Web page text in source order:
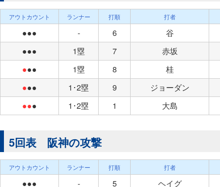
アウトカウント ランナー 打順 打者
●●● - 6
谷
●●●
1塁 7
赤坂
●●● 1塁 8
桂
●●● 1･2塁 9
ジョーダン
●●● 1･2塁 1 大島
5回表 阪神の攻撃
アウトカウント ランナー 打順 打者
●●● - 5 ヘイグ